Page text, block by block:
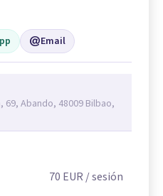
Email
Abando, 48009 Bilbao,
70 EUR / sesión